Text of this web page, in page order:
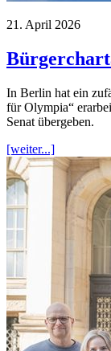
21. April 2026
In Berlin hat ein
für Olympia“
Senat übergeben.
[weiter...]